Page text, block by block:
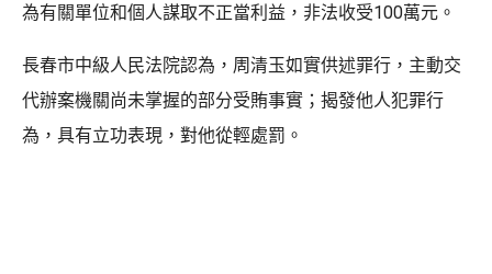
為有關單位和個人謀取不正當利益，非法收受100萬元。
長春市中級人民法院認為，周清玉如實供述罪行，主動交
代辦案機關尚未掌握的部分受賄事實；揭發他人犯罪行
為，具有立功表現，對他從輕處罰。